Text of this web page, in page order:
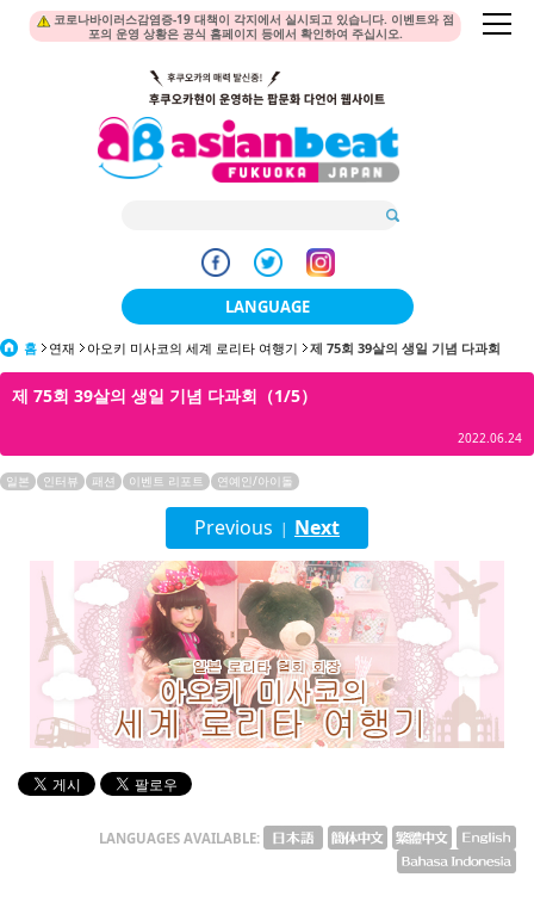
코로나바이러스감염증-19 대책이 각지에서 실시되고 있습니다. 이벤트와 점
포의 운영 상황은 공식 홈페이지 등에서 확인하여 주십시오.
LANGUAGE
日本語
한국어
繁體中文
English
ภาษาไทย
tiéng Viêt
Bahasa Indonesia
홈 연재 아오키 미사코의 세계 로리타 여행기 제 75회 39살의 생일 기념 다과회
제 75회 39살의 생일 기념 다과회（1/5）
2022.06.24
일본 인터뷰 패션 이벤트 리포트 연예인/아이돌
Previous | Next
LANGUAGES AVAILABLE: